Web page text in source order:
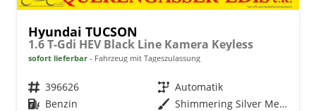
Hyundai TUCSON
1.6 T-Gdi HEV Black Line Kamera Keyless
sofort lieferbar Fahrzeug mit Tageszulassung
Fahrzeugnr. 396626 Getriebe Automatik
Kraftstoff Benzin Außenfarbe
Shimmering Silver Metallic